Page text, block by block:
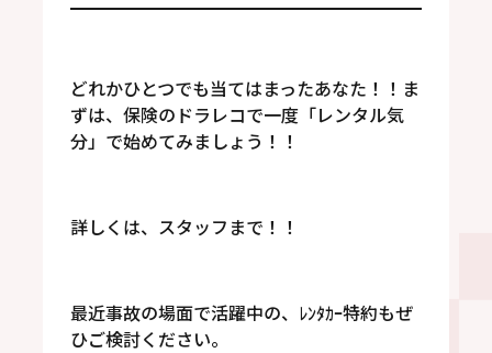
どれかひとつでも当てはまったあなた！！ま
ずは、保険のドラレコで一度「レンタル気
分」で始めてみましょう！！
詳しくは、スタッフまで！！
最近事故の場面で活躍中の、ﾚﾝﾀｶｰ特約もぜ
ひご検討ください。